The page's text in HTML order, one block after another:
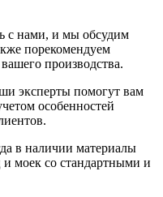
с нами, и мы обсудим
порекомендуем
производства.
эксперты помогут вам
особенностей
в наличии материалы
и моек со стандартными и